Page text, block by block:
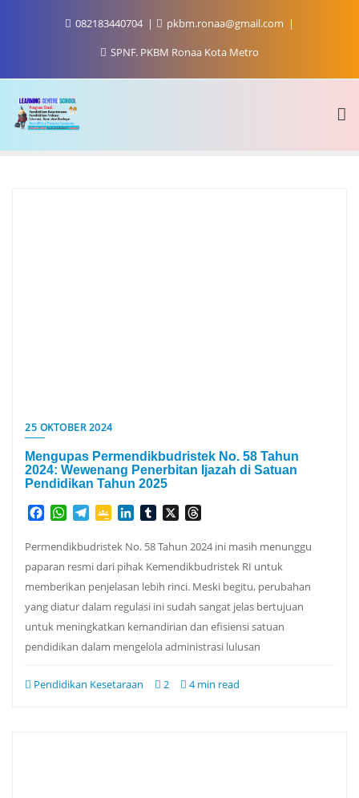
082183440704
pkbm.ronaa@gmail.com
SPNF. PKBM Ronaa Kota Metro
25 OKTOBER 2024
Mengupas Permendikbudristek No. 58 Tahun
2024: Wewenang Penerbitan Ijazah di Satuan
Pendidikan Tahun 2025
Facebook
WhatsApp
TelegramGoogleLinkedInTumblr
Permendikbudristek No. 58 Tahun 2024 ini masih menunggu
paparan resmi dari pihak Kemendikbudristek RI untuk
memberikan penjelasan lebih rinci. Meski begitu, perubahan
yang diatur dalam regulasi ini sudah sangat jelas bertujuan
untuk meningkatkan kemandirian dan efisiensi satuan
pendidikan dalam mengelola administrasi lulusan
Pendidikan Kesetaraan 2 4 min read